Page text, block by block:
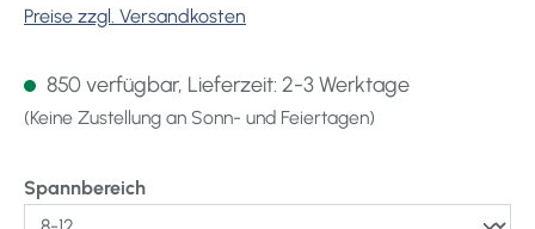
Preise zzgl. Versandkosten
850 verfügbar, Lieferzeit: 2-3 Werktage
(Keine Zustellung an Sonn- und Feiertagen)
Spannbereichauswählen